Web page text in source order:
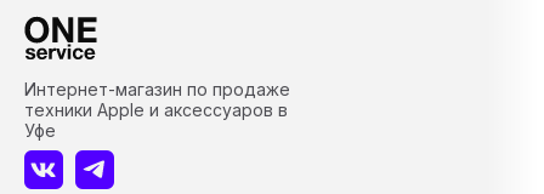
Интернет-магазин по продаже
техники Apple и аксессуаров в
Уфе